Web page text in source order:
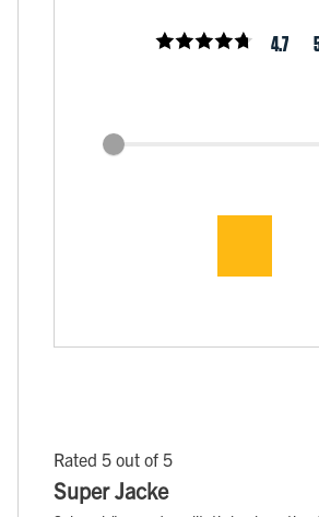
4.7
Rated 5 out of 5
Super Jacke